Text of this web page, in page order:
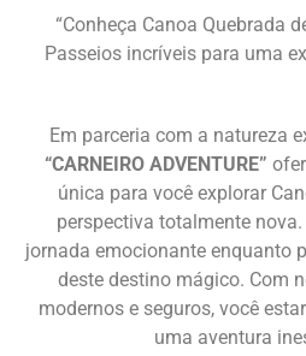
“Conheça Canoa Quebrada
Passeios incríveis para uma
Em parceria com a natureza
“CARNEIRO ADVENTURE”
única para você explorar
perspectiva totalmente
jornada emocionante enquanto
deste destino mágico. Com
modernos e seguros, você
uma aventura